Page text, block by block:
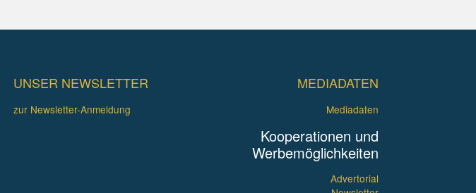
UNSER NEWSLETTER
zur Newsletter-Anmeldung
MEDIADATEN
Mediadaten
Kooperationen und
Werbemöglichkeiten
Advertorial